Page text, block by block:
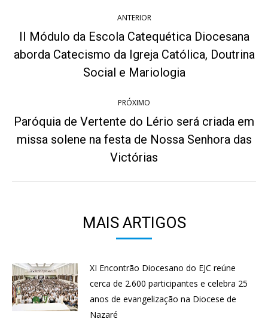
de
post:
ANTERIOR
Post
anterior:
II Módulo da Escola Catequética Diocesana
aborda Catecismo da Igreja Católica, Doutrina
Social e Mariologia
PRÓXIMO
Próximo
post:
Paróquia de Vertente do Lério será criada em
missa solene na festa de Nossa Senhora das
Victórias
MAIS ARTIGOS
XI Encontrão Diocesano do EJC reúne
cerca de 2.600 participantes e celebra 25
anos de evangelização na Diocese de
Nazaré